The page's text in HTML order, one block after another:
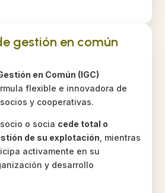
gestión en común
en Común (IGC)
flexible e innovadora de
y cooperativas.
o socia cede total o
de su explotación , mientras
activamente en su
y desarrollo